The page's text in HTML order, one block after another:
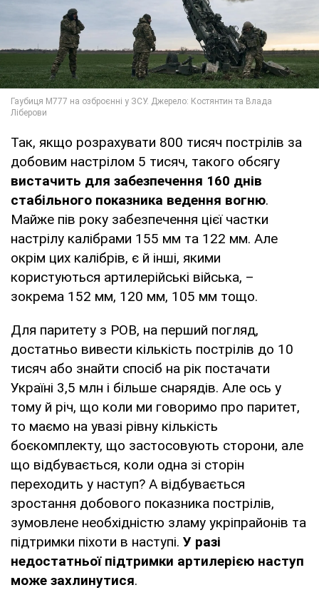
Так, якщо розрахувати 800 тисяч пострілів за
добовим настрілом 5 тисяч, такого обсягу
вистачить для забезпечення 160 днів
стабільного показника ведення вогню.
Майже пів року забезпечення цієї частки
настрілу калібрами 155 мм та 122 мм. Але
окрім цих калібрів, є й інші, якими
користуються артилерійські війська, –
зокрема 152 мм, 120 мм, 105 мм тощо.
Для паритету з РОВ, на перший погляд,
достатньо вивести кількість пострілів до 10
тисяч або знайти спосіб на рік постачати
Україні 3,5 млн і більше снарядів. Але ось у
тому й річ, що коли ми говоримо про паритет,
то маємо на увазі рівну кількість
боєкомплекту, що застосовують сторони, але
що відбувається, коли одна зі сторін
переходить у наступ? А відбувається
зростання добового показника пострілів,
зумовлене необхідністю зламу укріпрайонів та
підтримки піхоти в наступі. У разі
недостатньої підтримки артилерією наступ
може захлинутися.